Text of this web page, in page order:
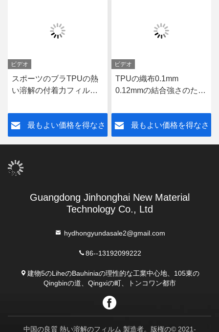
ビデオ
スポーツのブラTPUの熱
い溶解の付着力フィルム
方した
最もよい価格を得なさ
ビデオ
TPUの織布0.1mm
0.12mmの結合強さのため
ルム
最もよい価格を得なさ
Guangdong Jinhonghai New Material
Technology Co., Ltd
hydhongyundasale2@gmail.com
86--13192099222
建物5のLiheのBauhiniaの理性的な工業中心地、105東の
Qingbinの道、Qingxiの町、トンコワン都市
中国の良質 熱い溶解のフィルム 製造者。版権の© 2021-